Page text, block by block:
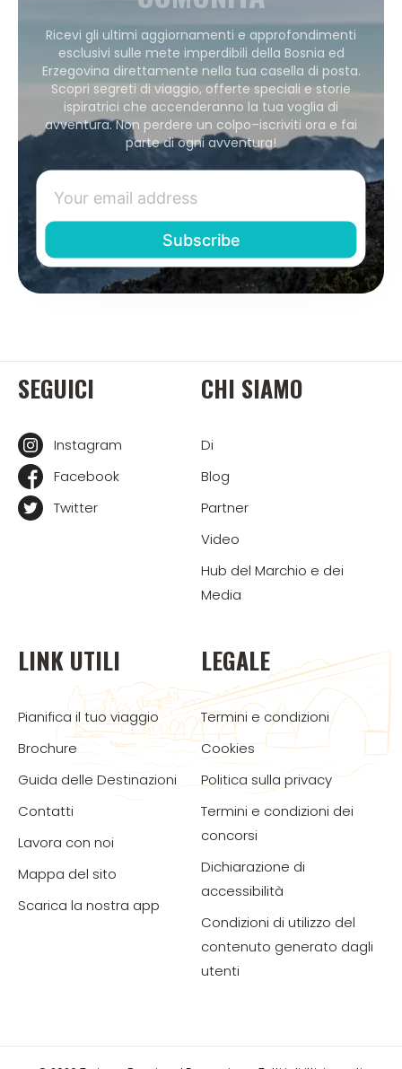
Ricevi gli ultimi aggiornamenti e approfondimenti
esclusivi sulle mete imperdibili della Bosnia ed
Erzegovina direttamente nella tua casella di posta.
Scopri segreti di viaggio, offerte speciali e storie
ispiratrici che accenderanno la tua voglia di
avventura. Non perdere un colpo–iscriviti ora e fai
parte di ogni avventura!
SEGUICI
Instagram
Facebook
Twitter
CHI SIAMO
Di
Blog
Partner
Video
Hub del Marchio e dei
Media
LINK UTILI
Pianifica il tuo viaggio
Brochure
Guida delle Destinazioni
Contatti
Lavora con noi
Mappa del sito
Scarica la nostra app
LEGALE
Termini e condizioni
Cookies
Politica sulla privacy
Termini e condizioni dei
concorsi
Dichiarazione di
accessibilità
Condizioni di utilizzo del
contenuto generato dagli
utenti